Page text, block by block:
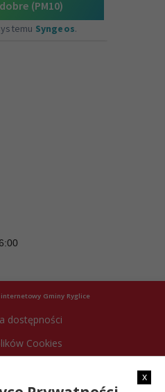
Gminy Ryglice
dostępności
Cookies
x